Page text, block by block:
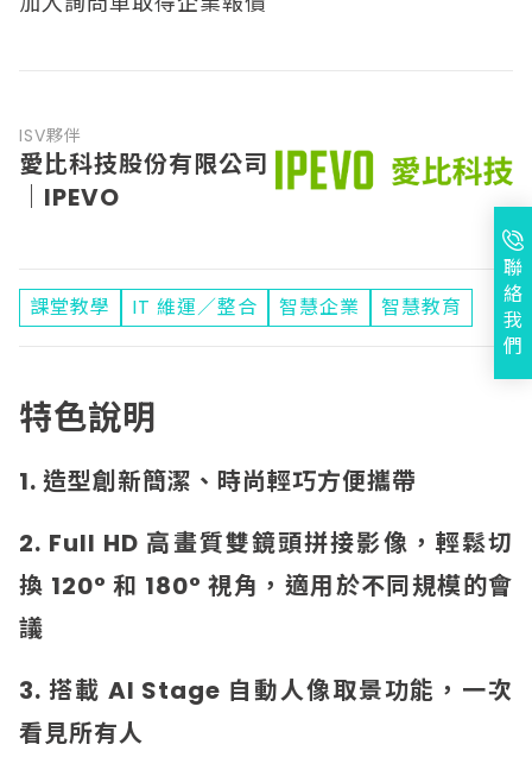
ISV夥伴
愛比科技股份有限公司
｜IPEVO
課堂教學 IT 維運／整合 智慧企業 智慧教育
特色說明
1. 造型創新簡潔、時尚輕巧方便攜帶
2. Full HD 高畫質雙鏡頭拼接影像，輕鬆切
換 120° 和 180° 視角，適用於不同規模的會
議
3. 搭載 AI Stage 自動人像取景功能，一次
看見所有人
聯
絡
我
們